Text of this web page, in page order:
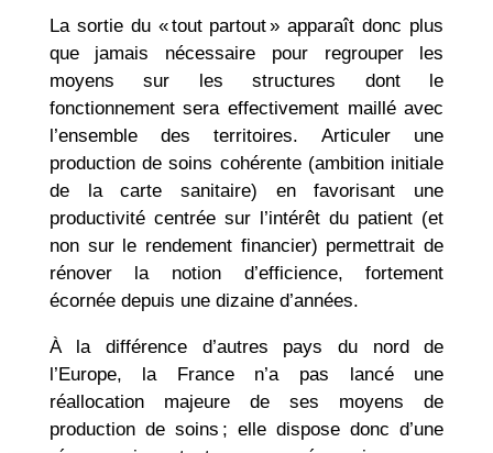
La sortie du « tout partout » apparaît donc plus
que jamais nécessaire pour regrouper les
moyens sur les structures dont le
fonctionnement sera effectivement maillé avec
l’ensemble des territoires. Articuler une
production de soins cohérente (ambition initiale
de la carte sanitaire) en favorisant une
productivité centrée sur l’intérêt du patient (et
non sur le rendement financier) permettrait de
rénover la notion d’efficience, fortement
écornée depuis une dizaine d’années.
À la différence d’autres pays du nord de
l’Europe, la France n’a pas lancé une
réallocation majeure de ses moyens de
production de soins ; elle dispose donc d’une